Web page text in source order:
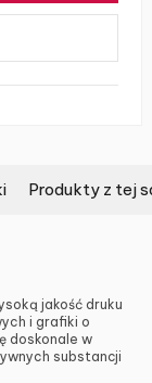
Produkty z tej
jakość druku
i grafiki o
doskonale w
substancji